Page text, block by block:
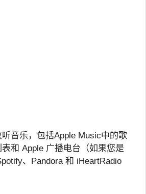
音乐，包括Apple Music中的歌
和 Apple 广播电台（如果您是
、Pandora 和 iHeartRadio